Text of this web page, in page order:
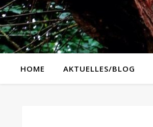
HOME AKTUELLES/BLOG